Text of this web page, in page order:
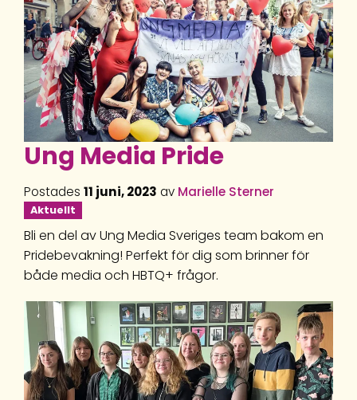
Ung Media Pride
Postades 11 juni, 2023 av Marielle Sterner
Aktuellt
Bli en del av Ung Media Sveriges team bakom en
Pridebevakning! Perfekt för dig som brinner för
både media och HBTQ+ frågor.